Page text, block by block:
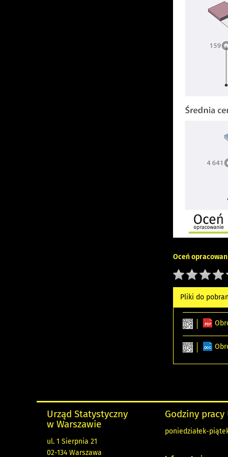
Oceń
Pliki do
Urząd Statystyczny
w Warszawie
ul. 1 Sierpnia 21
02-134 Warszawa
Godziny pracy
poniedziałek-